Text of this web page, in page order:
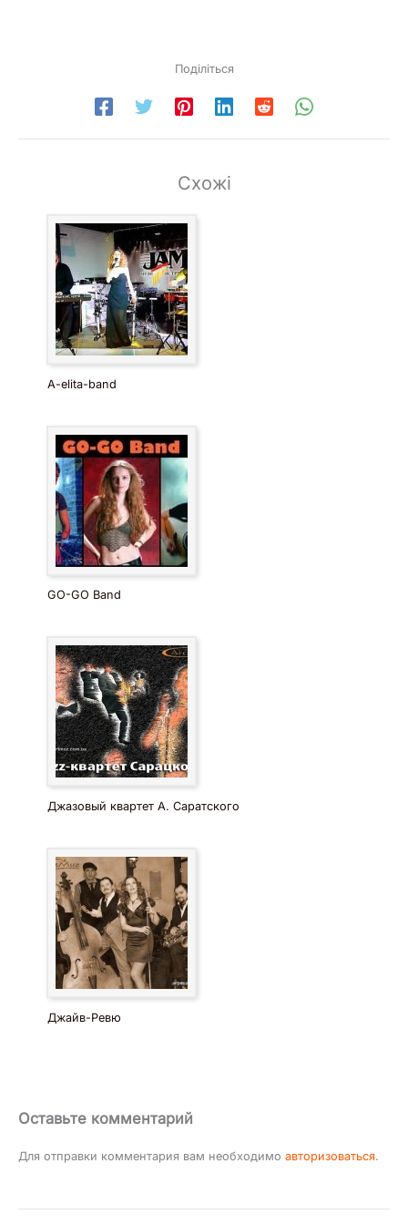
Поділіться
Схожі
A-elita-band
GO-GO Band
Джазовый квартет А. Саратского
Джайв-Ревю
Оставьте комментарий
Для отправки комментария вам необходимо авторизоваться.